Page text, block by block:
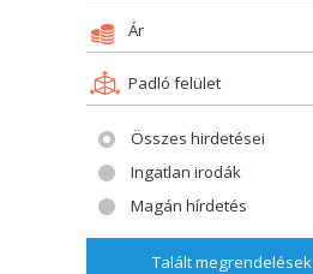
Ár
Padló felület
Összes hirdetései
Ingatlan irodák
Magán hírdetés
Talált megrendelések